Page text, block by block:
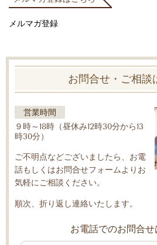
メルマガ登録
お問合せ・ご相談
営業時間
９時～18時（昼休み12時30分から13
時30分）
ご不明点などございましたら、お電
話もしくはお問合せフォームよりお
気軽にご相談ください。
順次、折り返し連絡いたします。
お電話でのお問合せ